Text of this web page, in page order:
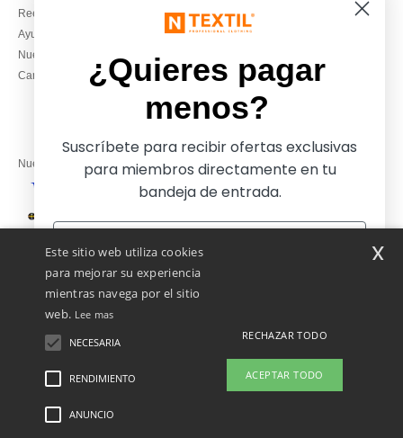
Reembolsos / devoluciones
Ayuda & FAQs
Nuestros compromisos
Camisetas locales al por mayor
930 410 200
Viernes: 10:00–14:00
Nuestros socios financieros
Menciones Legales-
Este sitio web utiliza cookies
para mejorar su experiencia
mientras navega por el sitio
web. Lee mas
NECESARIA
RENDIMIENTO
ANUNCIO
RECHAZAR TODO
ACEPTAR TODO
x
¿Quieres pagar
menos?
Suscríbete para recibir ofertas exclusivas
para miembros directamente en tu
bandeja de entrada.
Sí, ¡quiero pagar menos!
No gracias, quiero pagar más